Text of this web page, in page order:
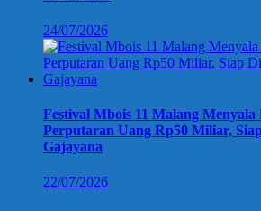
24/07/2026
Festival Mbois 11 Malang
Perputaran Uang Rp50 Miliar,
Gajayana
22/07/2026